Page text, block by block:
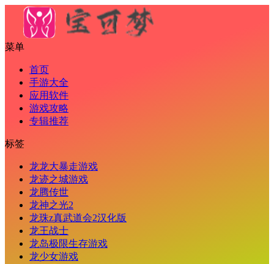
菜单
首页
手游大全
应用软件
游戏攻略
专辑推荐
标签
龙龙大暴走游戏
龙迹之城游戏
龙腾传世
龙神之光2
龙珠z真武道会2汉化版
龙王战士
龙岛极限生存游戏
龙少女游戏